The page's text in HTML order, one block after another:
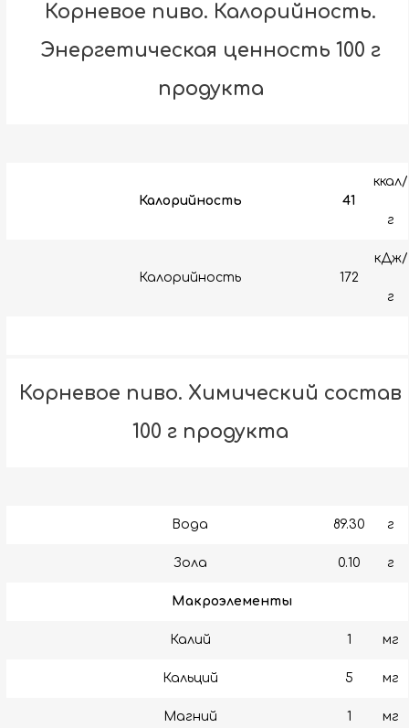
Корневое пиво. Калорийность.
Энергетическая ценность 100 г
продукта
Калорийность 41
ккал/
г
Калорийность 172
кДж/
г
Корневое пиво. Химический состав
100 г продукта
Вода 89.30 г
Зола 0.10 г
Макроэлементы
Калий 1 мг
Кальций 5 мг
Магний 1 мг